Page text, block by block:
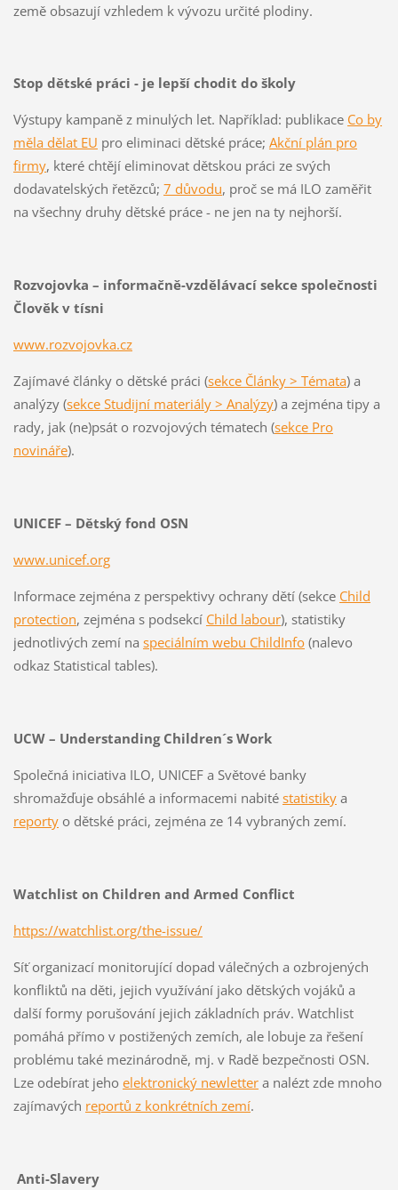
země obsazují vzhledem k vývozu určité plodiny.
Stop dětské práci - je lepší chodit do školy
Výstupy kampaně z minulých let. Například: publikace Co by
měla dělat EU pro eliminaci dětské práce; Akční plán pro
firmy, které chtějí eliminovat dětskou práci ze svých
dodavatelských řetězců; 7 důvodu, proč se má ILO zaměřit
na všechny druhy dětské práce - ne jen na ty nejhorší.
Rozvojovka – informačně-vzdělávací sekce společnosti
Člověk v tísni
www.rozvojovka.cz
Zajímavé články o dětské práci (sekce Články > Témata) a
analýzy (sekce Studijní materiály > Analýzy) a zejména tipy a
rady, jak (ne)psát o rozvojových tématech (sekce Pro
novináře).
UNICEF – Dětský fond OSN
www.unicef.org
Informace zejména z perspektivy ochrany dětí (sekce Child
protection, zejména s podsekcí Child labour), statistiky
jednotlivých zemí na speciálním webu ChildInfo(nalevo
odkaz Statistical tables).
UCW – Understanding Children´s Work
Společná iniciativa ILO, UNICEF a Světové banky
shromažďuje obsáhlé a informacemi nabité statistikya
reportyo dětské práci, zejména ze 14 vybraných zemí.
Watchlist on Children and Armed Conflict
https://watchlist.org/the-issue/
Síť organizací monitorující dopad válečných a ozbrojených
konfliktů na děti, jejich využívání jako dětských vojáků a
další formy porušování jejich základních práv. Watchlist
pomáhá přímo v postižených zemích, ale lobuje za řešení
problému také mezinárodně, mj. v Radě bezpečnosti OSN.
Lze odebírat jeho elektronický newlettera nalézt zde mnoho
zajímavých reportů z konkrétních zemí.
Anti-Slavery